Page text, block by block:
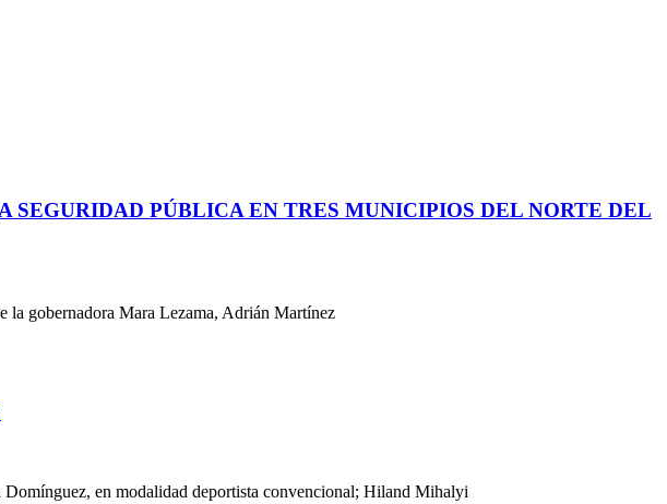
PÚBLICA EN TRES MUNICIPIOS DEL NORTE DEL
la gobernadora Mara Lezama, Adrián Martínez
en modalidad deportista convencional; Hiland Mihalyi